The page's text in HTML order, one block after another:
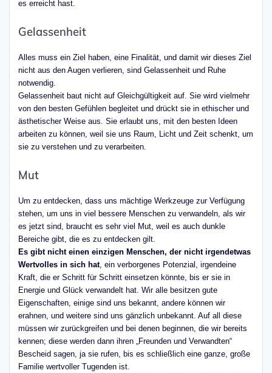
es erreicht hast.
Gelassenheit
Alles muss ein Ziel haben, eine Finalität, und damit wir dieses Ziel
nicht aus den Augen verlieren, sind Gelassenheit und Ruhe
notwendig.
Gelassenheit baut nicht auf Gleichgültigkeit auf. Sie wird vielmehr
von den besten Gefühlen begleitet und drückt sie in ethischer und
ästhetischer Weise aus. Sie erlaubt uns, mit den besten Ideen
arbeiten zu können, weil sie uns Raum, Licht und Zeit schenkt, um
sie zu verstehen und zu verarbeiten.
Mut
Um zu entdecken, dass uns mächtige Werkzeuge zur Verfügung
stehen, um uns in viel bessere Menschen zu verwandeln, als wir
es jetzt sind, braucht es sehr viel Mut, weil es auch dunkle
Bereiche gibt, die es zu entdecken gilt.
Es gibt nicht einen einzigen Menschen, der nicht irgendetwas
Wertvolles in sich hat, ein verborgenes Potenzial, irgendeine
Kraft, die er Schritt für Schritt einsetzen könnte, bis er sie in
Energie und Glück verwandelt hat. Wir alle besitzen gute
Eigenschaften, einige sind uns bekannt, andere können wir
erahnen, und weitere sind uns gänzlich unbekannt. Auf all diese
müssen wir zurückgreifen und bei denen beginnen, die wir bereits
kennen; diese werden dann ihren „Freunden und Verwandten“
Bescheid sagen, ja sie rufen, bis es schließlich eine ganze, große
Familie wertvoller Tugenden ist.